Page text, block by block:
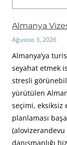
Almanya
Ağustos 3, 2026
Almanya’ya
seyahat etmek
stresli
yürütülen
seçimi, eksiksiz
planlaması
danışmanlığı